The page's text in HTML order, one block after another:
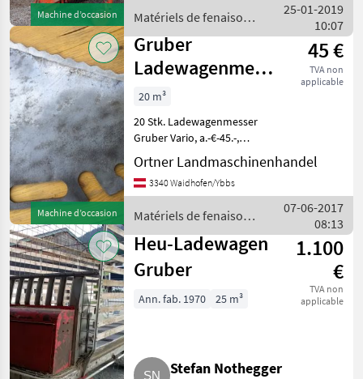
Machine d’occasion
Matériels de fenaison /
Gruber
25-01-2019
10:07
Machine d’occasion
Gruber
Ladewagenmesser
f. Vario
45 €
TVA non
applicable
20 m³
20 Stk. Ladewagenmesser
Gruber Vario, a.-€-45.-,
näheres 06649804844
Matériels de fenaison
Autochargeuses
Ortner Landmaschinenhandel
3340 Waidhofen/Ybbs
Matériels de fenaison /
Gruber
07-06-2017
08:13
Heu-Ladewagen
Gruber
1.100
€
TVA non
applicable
Ann. fab. 1970 25 m³
Stefan Nothegger